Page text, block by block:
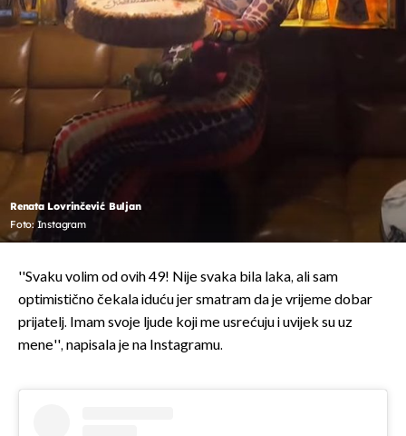
Renata Lovrinčević Buljan
Foto: Instagram
''Svaku volim od ovih 49! Nije svaka bila laka, ali sam
optimistično čekala iduću jer smatram da je vrijeme dobar
prijatelj. Imam svoje ljude koji me usrećuju i uvijek su uz
mene'', napisala je na Instagramu.